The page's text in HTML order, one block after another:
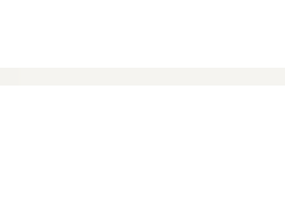
décembre 1852 et écrite de Passy
du 29 janvier 1854
1853 et écrite de Paris